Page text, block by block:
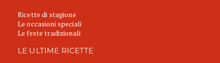
Ricette di stagione
Le occasioni speciali
Le feste tradizionali
LE ULTIME RICETTE